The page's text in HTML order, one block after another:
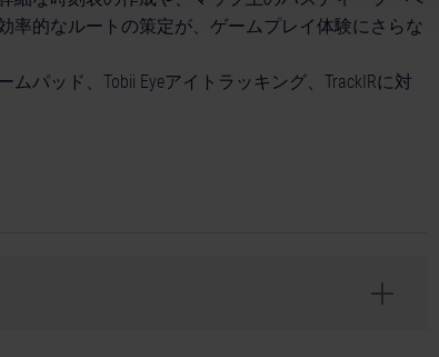
率的なルートの策定が、ゲームプレイ体験にさらな
パッド、Tobii Eyeアイトラッキング、TrackIRに対